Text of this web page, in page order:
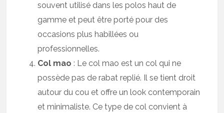
souvent utilisé dans les polos haut de
gamme et peut être porté pour des
occasions plus habillées ou
professionnelles.
Col mao : Le col mao est un col qui ne
possède pas de rabat replié. Il se tient droit
autour du cou et offre un look contemporain
et minimaliste. Ce type de col convient à